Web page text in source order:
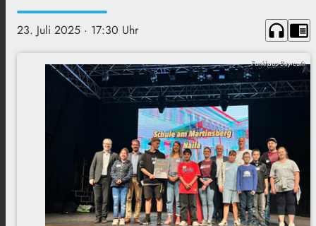
23. Juli 2025 · 17:30 Uhr headphones chrome_reader_mode
Funkhaus Bayreuth